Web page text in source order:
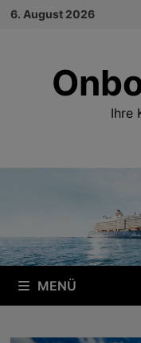
Zum
6. August 2026
Ihre
MENÜ